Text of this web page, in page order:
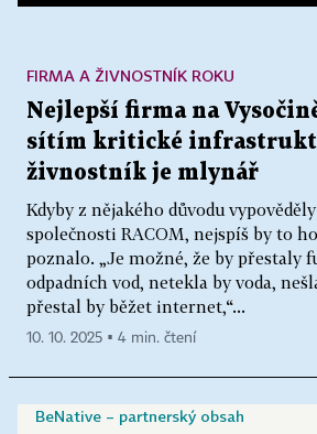
Nejlepší firma na
sítím kritické
živnostník je mlynář
Kdyby z nějakého důvodu
společnosti RACOM, nejspíš by to
poznalo. „Je možné, že by přestaly
odpadních vod, netekla by voda,
přestal by běžet internet,“...
FIRMA A ŽIVNOSTNÍK ROKU
10. 10. 2025 ▪ 4 min. čtení
BeNative – partnerský obsah